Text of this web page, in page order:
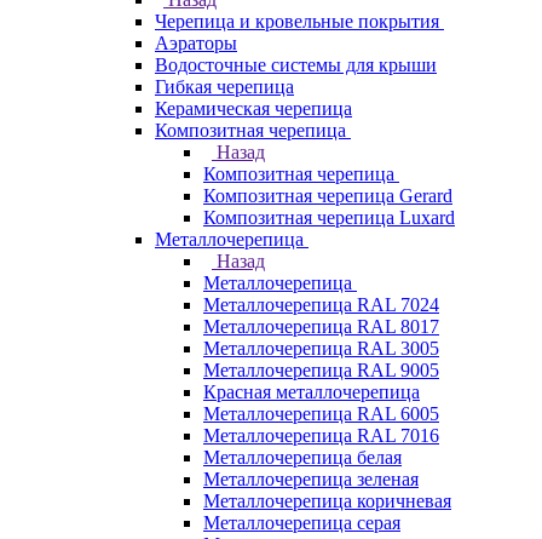
Черепица и кровельные покрытия
Аэраторы
Водосточные системы для крыши
Гибкая черепица
Керамическая черепица
Композитная черепица
Назад
Композитная черепица
Композитная черепица Gerard
Композитная черепица Luxard
Металлочерепица
Назад
Металлочерепица
Металлочерепица RAL 7024
Металлочерепица RAL 8017
Металлочерепица RAL 3005
Металлочерепица RAL 9005
Красная металлочерепица
Металлочерепица RAL 6005
Металлочерепица RAL 7016
Металлочерепица белая
Металлочерепица зеленая
Металлочерепица коричневая
Металлочерепица серая